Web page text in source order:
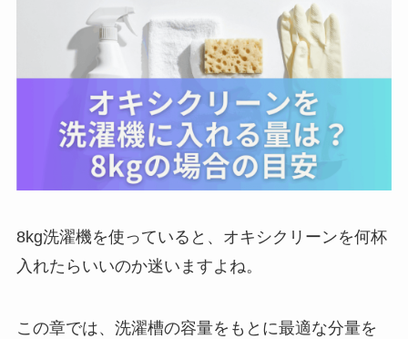
8kg洗濯機を使っていると、オキシクリーンを何杯
入れたらいいのか迷いますよね。
この章では、洗濯槽の容量をもとに最適な分量を